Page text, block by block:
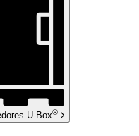
U-Box®